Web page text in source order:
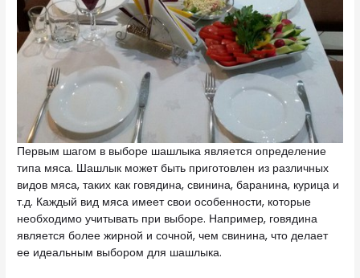
Первым шагом в выборе шашлыка является определение
типа мяса. Шашлык может быть приготовлен из различных
видов мяса, таких как говядина, свинина, баранина, курица и
т.д. Каждый вид мяса имеет свои особенности, которые
необходимо учитывать при выборе. Например, говядина
является более жирной и сочной, чем свинина, что делает
ее идеальным выбором для шашлыка.